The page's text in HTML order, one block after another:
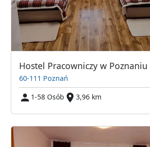
60-111 Poznań
1-58 Osób
3,96 km